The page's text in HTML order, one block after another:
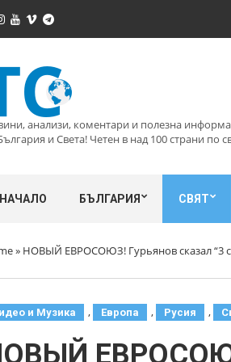
анализи, коментари и полезна
и Света! Четен в над 100 страни по
НАЧАЛО БЪЛГАРИЯ СВЯТ
» НОВЫЙ ЕВРОСОЮЗ! Гурьянов сказал “3
и Музика , Европа , Русия ,